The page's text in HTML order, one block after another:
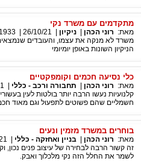
מתקדמים עם משרד נקי
מאת: רוני הכהן ניקיון 26/10/21
1933
משרד לא מנקה את עצמו, והעובדים
הניקיון השונות באופן יומיומי
כלי נסיעה חכמים וקומפקטיים
מאת: רוני הכהן תחבורה ורכב - כללי
קלנועיות נעשו הרבה יותר בולטות לעין
חשמליים שהם פשוטים לתפעול וגם מאוד
בוחרים במשרד מזמין ונעים
מאת: רוני הכהן בניין ואחזקה - כללי
זה קשור הרבה לבחירה של עיצוב פנים
לשמר את החלל הזה נקי מלכלוך ואבק.